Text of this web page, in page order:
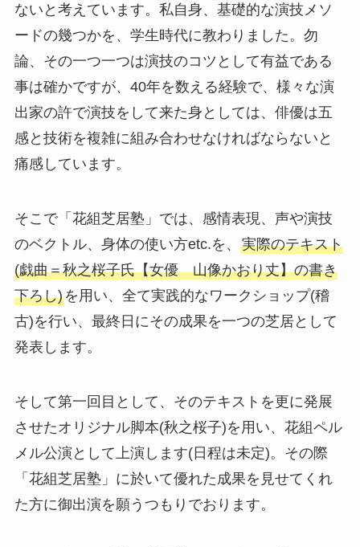
ないと考えています。私自身、基礎的な演技メソ
ードの幾つかを、学生時代に教わりました。勿
論、その一つ一つは演技のコツとして有益である
事は確かですが、40年を数える経験で、様々な演
出家の許で演技をして来た身としては、俳優は五
感と技術を複雑に組み合わせなければならないと
痛感しています。
そこで「花組芝居塾」では、感情表現、声や演技
のベクトル、身体の使い方etc.を、 実際のテキスト
(戯曲＝秋之桜子氏【女優 山像かおり丈】の書き
下ろし)を用い、全て実践的なワークショップ(稽
古)を行い、最終日にその成果を一つの芝居として
発表します。
そして第一回目として、そのテキストを更に発展
させたオリジナル脚本(秋之桜子)を用い、花組ペル
メル公演として上演します(日程は未定)。その際
「花組芝居塾」に於いて優れた成果を見せてくれ
た方に御出演を願うつもりでおります。